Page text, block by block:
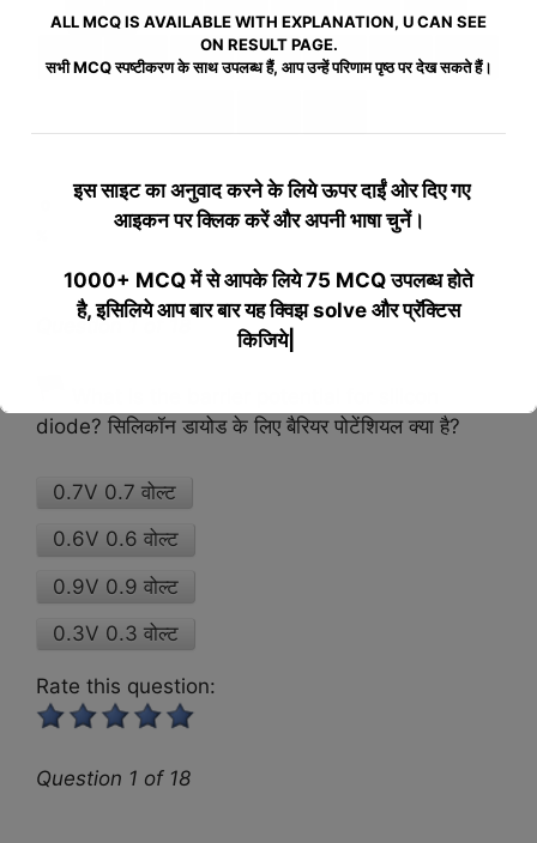
7 8 9 10 11 13
Question 1 of 18
diode? सिलिकॉन डायोड के लिए बैरियर पोटेंशियल क्या है?
0.7V 0.7 वोल्ट
0.6V 0.6 वोल्ट
0.9V 0.9 वोल्ट
0.3V 0.3 वोल्ट
Rate this question:
Question 1 of 18
ALL MCQ IS AVAILABLE WITH EXPLANATION, U CAN SEE
ON RESULT PAGE.
सभी MCQ स्पष्टीकरण के साथ उपलब्ध हैं, आप उन्हें परिणाम पृष्ठ पर देख सकते हैं।
इस साइट का अनुवाद करने के लियेऊपर दाईं ओर दिए गए
आइकन पर क्लिक करें और अपनी भाषा चुनें।
1000+ MCQ में से आपके लिये 75 MCQ उपलब्ध होते
है, इसिलिये आप बार बार यह क्विझ solve और प्रॅक्टिस
किजिये|
This will close in16seconds